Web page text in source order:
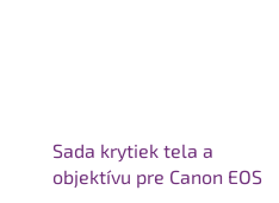
Sada krytiek tela a
objektívu pre Canon EOS